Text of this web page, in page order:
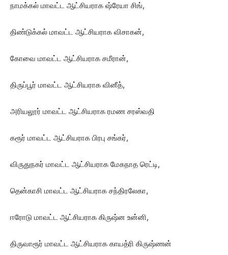
நாமக்கல் மாவட்ட ஆட்சியராக ஷ்ரேயா சிங்,
திண்டுக்கல் மாவட்ட ஆட்சியராக விசாகன்,
கோவை மாவட்ட ஆட்சியராக சமீரான்,
திருப்பூர் மாவட்ட ஆட்சியராக வினீத்,
அரியலூர் மாவட்ட ஆட்சியராக ரமண சரஸ்வதி
கரூர் மாவட்ட ஆட்சியராக பிரபு சங்கர்,
விருதுநகர் மாவட்ட ஆட்சியராக மேகநாத ரெட்டி,
தென்காசி மாவட்ட ஆட்சியராக சந்திரலேகா,
ஈரோடு மாவட்ட ஆட்சியராக கிருஷ்ன உன்னி,
திருவாரூர் மாவட்ட ஆட்சியராக காயத்ரி கிருஷ்ணன்